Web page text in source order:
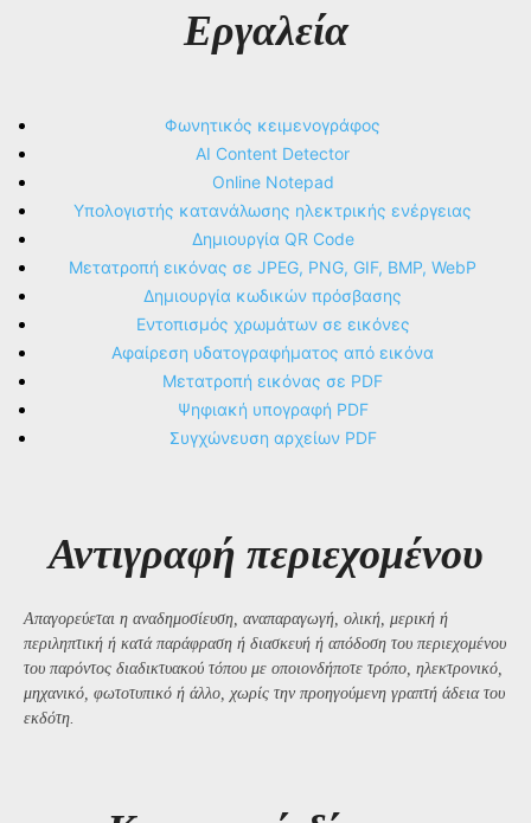
Εργαλεία
Φωνητικός κειμενογράφος
AI Content Detector
Online Notepad
Υπολογιστής κατανάλωσης ηλεκτρικής ενέργειας
Δημιουργία QR Code
Μετατροπή εικόνας σε JPEG, PNG, GIF, BMP, WebP
Δημιουργία κωδικών πρόσβασης
Εντοπισμός χρωμάτων σε εικόνες
Αφαίρεση υδατογραφήματος από εικόνα
Μετατροπή εικόνας σε PDF
Ψηφιακή υπογραφή PDF
Συγχώνευση αρχείων PDF
Αντιγραφή περιεχομένου
Απαγορεύεται η αναδημοσίευση, αναπαραγωγή, ολική, μερική ή
περιληπτική ή κατά παράφραση ή διασκευή ή απόδοση του περιεχομένου
του παρόντος διαδικτυακού τόπου με οποιονδήποτε τρόπο, ηλεκτρονικό,
μηχανικό, φωτοτυπικό ή άλλο, χωρίς την προηγούμενη γραπτή άδεια του
εκδότη.